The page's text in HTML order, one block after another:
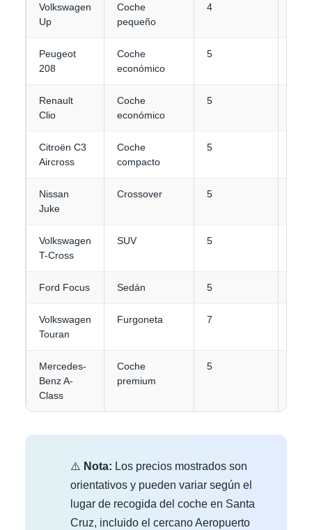
Volkswagen
Up
Coche
pequeño
4
Peugeot
208
Coche
económico
5
Renault
Clio
Coche
económico
5
Citroën C3
Aircross
Coche
compacto
5
Nissan
Juke
Crossover 5
Volkswagen
T-Cross
SUV 5
Ford Focus Sedán 5
Volkswagen
Touran
Furgoneta 7
Mercedes-
Benz A-
Class
Coche
premium
5
⚠️ Nota: Los precios mostrados son
orientativos y pueden variar según el
lugar de recogida del coche en Santa
Cruz, incluido el cercano Aeropuerto